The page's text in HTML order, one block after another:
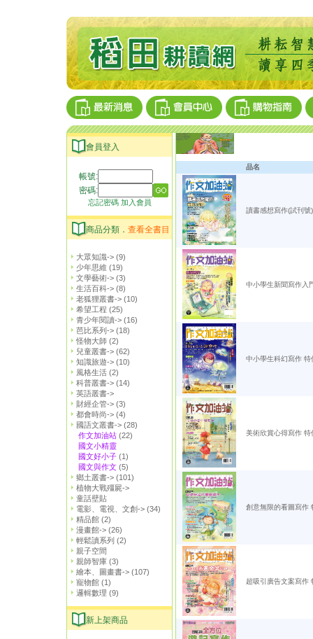
會員登入
帳號:
密碼:
忘記密碼 加入會員
商品分類． 查看全書目
大眾知識-> (9)
少年思維 (19)
文學藝術-> (3)
生活百科-> (8)
老狐狸叢書-> (10)
希望工程 (25)
青少年閱讀-> (16)
芭比系列-> (18)
怪物大師 (2)
兒童叢書-> (62)
知識旅遊-> (10)
風格生活 (2)
科普叢書-> (14)
英語叢書->
財經企管-> (3)
都會時尚-> (4)
國語文叢書-> (28)
作文加油站 (22)
國文小精靈
國文好小子 (1)
國文與作文 (5)
鄉土叢書-> (101)
植物大戰殭屍->
童話壁貼
電影、電視、文創-> (34)
精品館 (2)
漫畫館-> (26)
輕鬆讀系列 (2)
親子空間
親師智庫 (3)
繪本、圖畫書-> (107)
寵物館 (1)
邏輯數理 (9)
新上架商品
品名
讀書感想寫作(試刊號
中小學生新聞寫作入
中小學生科幻寫作 特
美術欣賞心得寫作 特
創意無限的看圖寫作
超吸引廣告文案寫作